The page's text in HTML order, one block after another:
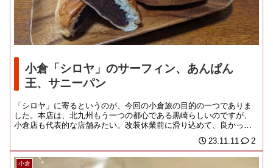
小倉「シロヤ」のサーフィン、あんぱん
王、サニーパン
「シロヤ」に寄るというのが、今回の小倉旅の目的の一つでありま
した。本店は、北九州もう一つの都心である黒崎らしいのですが、
小倉店も代表的な店舗みたい。改装休業前に滑り込めて、良かった
23.11.11 2
小倉